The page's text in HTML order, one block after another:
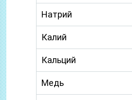
Натрий
Калий
Кальций
Медь